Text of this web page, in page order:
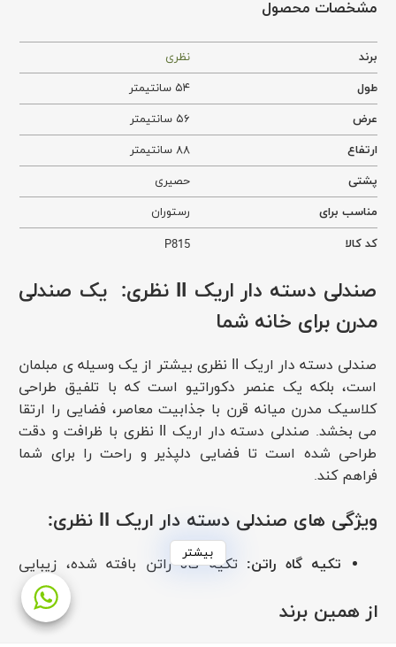
مشخصات محصول
برند
نظری
طول
۵۴ سانتیمتر
عرض
۵۶ سانتیمتر
ارتفاع
۸۸ سانتیمتر
پشتی
حصیری
مناسب برای
رستوران
کد کالا
P815
صندلی دسته دار اریک II نظری: یک صندلی
مدرن برای خانه شما
صندلی دسته دار اریک II نظری بیشتر از یک وسیله ی مبلمان
است، بلکه یک عنصر دکوراتیو است که با تلفیق طراحی
کلاسیک مدرن میانه قرن با جذابیت معاصر، فضایی را ارتقا
می بخشد. صندلی دسته دار اریک II نظری با ظرافت و دقت
طراحی شده است تا فضایی دلپذیر و راحت را برای شما
فراهم کند.
ویژگی های صندلی دسته دار اریک II نظری:
تکیه گاه راتن: تکیه گاه راتن بافته شده، زیبایی
طبیعی و بافت را به صندلی دسته دار اریک II نظری
اضافه می کند. این تکیه گاه هم بادوام و هم از نظر
زیبایی شناسی جذاب است و نقطه کانونی بصری را
بیشتر
از همین برند